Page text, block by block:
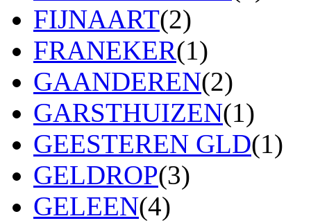
FIJNAART(2)
FRANEKER(1)
GAANDEREN(2)
GARSTHUIZEN(1)
GEESTEREN GLD(1)
GELDROP(3)
GELEEN(4)